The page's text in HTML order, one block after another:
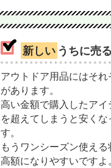
新しい うちに売る
アウトドア用品にはそ
があります。
高い金額で購入したア
を超えてしまうと安くな
す。
もうワンシーズン使える
高額になりやすいですよ。